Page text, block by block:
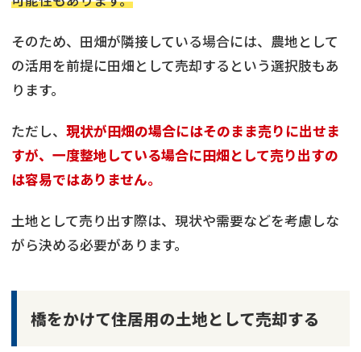
そのため、田畑が隣接している場合には、農地として
の活用を前提に田畑として売却するという選択肢もあ
ります。
ただし、 現状が田畑の場合にはそのまま売りに出せま
すが、一度整地している場合に田畑として売り出すの
は容易ではありません。
土地として売り出す際は、現状や需要などを考慮しな
がら決める必要があります。
橋をかけて住居用の土地として売却する